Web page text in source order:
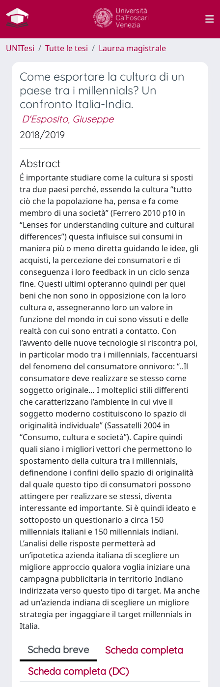
UNITesi Tutte le tesi Laurea magistrale
Come esportare la cultura di un
paese tra i millennials? Un
confronto Italia-India.
D'Esposito, Giuseppe
2018/2019
Abstract
É importante studiare come la cultura si sposti
tra due paesi perché, essendo la cultura “tutto
ciò che la popolazione ha, pensa e fa come
membro di una società” (Ferrero 2010 p10 in
“Lenses for understanding culture and cultural
differences”) questa influisce sui consumi in
maniera più o meno diretta guidando le idee, gli
acquisti, la percezione dei consumatori e di
conseguenza i loro feedback in un ciclo senza
fine. Questi ultimi opteranno quindi per quei
beni che non sono in opposizione con la loro
cultura e, assegneranno loro un valore in
funzione del mondo in cui sono vissuti e delle
realtà con cui sono entrati a contatto. Con
l’avvento delle nuove tecnologie si riscontra poi,
in particolar modo tra i millennials, l’accentuarsi
del fenomeno del consumatore onnivoro: “..Il
consumatore deve realizzare se stesso come
soggetto originale… I molteplici stili differenti
che caratterizzano l’ambiente in cui vive il
soggetto moderno costituiscono lo spazio di
originalità individuale” (Sassatelli 2004 in
“Consumo, cultura e società”). Capire quindi
quali siano i migliori vettori che permettono lo
spostamento della cultura tra i millennials,
definendone i confini dello spazio di originalità
dal quale questo tipo di consumatori possono
attingere per realizzare se stessi, diventa
interessante ed importante. Si è quindi ideato e
sottoposto un questionario a circa 150
millennials italiani e 150 millennials indiani.
L’analisi delle risposte permetterà ad
un’ipotetica azienda italiana di scegliere un
migliore approccio qualora voglia iniziare una
campagna pubblicitaria in territorio Indiano
indirizzata verso questo tipo di target. Ma anche
ad un’azienda indiana di scegliere un migliore
strategia per ingaggiare il target millennials in
Italia.
Scheda breve
Scheda completa
Scheda completa (DC)